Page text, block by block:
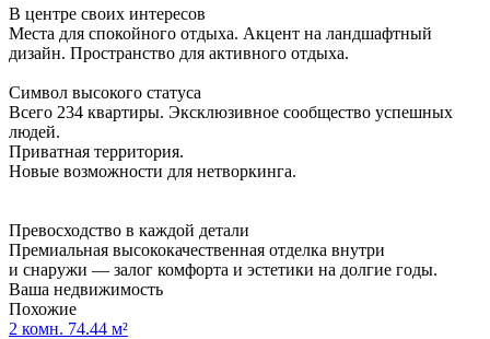
В центре своих интересов
Места для спокойного отдыха. Акцент на ландшафтный
дизайн. Пространство для активного отдыха.
Символ высокого статуса
Всего 234 квартиры. Эксклюзивное сообщество успешных
людей.
Приватная территория.
Новые возможности для нетворкинга.
Превосходство в каждой детали
Премиальная высококачественная отделка внутри
и снаружи — залог комфорта и эстетики на долгие годы.
Ваша недвижимость
Похожие
2 комн. 74.44 м²